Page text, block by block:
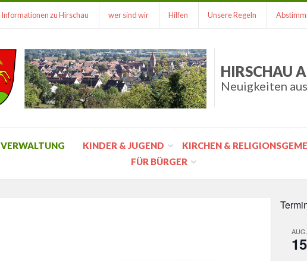
Informationen zu Hirschau wer sind wir Hilfen Unsere Regeln
HIRSCHAU
Neuigkeiten
VERWALTUNG KINDER & JUGEND KIRCHEN &
FÜR BÜRGER
AUG.
15